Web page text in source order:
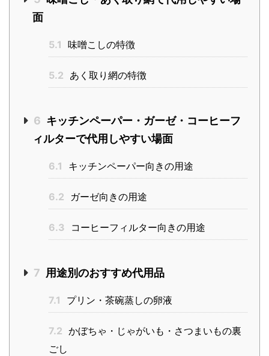
面
5.1 味噌こしの特徴
5.2 あく取り網の特徴
6 キッチンペーパー・ガーゼ・コーヒーフ
ィルターで代用しやすい場面
6.1 キッチンペーパー向きの用途
6.2 ガーゼ向きの用途
6.3 コーヒーフィルター向きの用途
7 用途別のおすすめ代用品
7.1 プリン・茶碗蒸しの卵液
7.2 かぼちゃ・じゃがいも・さつまいもの裏
ごし